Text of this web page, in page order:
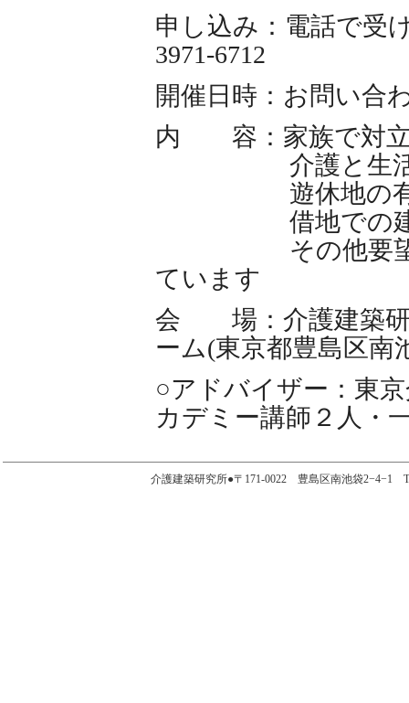
申し込み：電話で受
3971-6712
開催日時：お問い合
内 容：家族で対立
介護と生活に
遊休地の有効
借地での建て
その他要望を
ています
会 場：介護建築研
ーム(東京都豊島区南
○アドバイザー：東
カデミー講師２人・
介護建築研究所●〒171-0022 豊島区南池袋2−4−1